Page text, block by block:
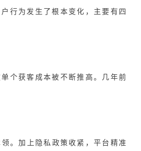
行为发生了根本变化，主要有四
个获客成本被不断推高。几年前
。加上隐私政策收紧，平台精准